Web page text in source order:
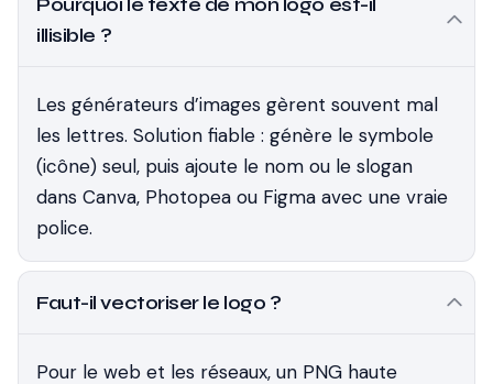
illisible ?
Les générateurs d’images gèrent souvent mal
les lettres. Solution fiable : génère le symbole
(icône) seul, puis ajoute le nom ou le slogan
dans Canva, Photopea ou Figma avec une vraie
police.
Faut-il vectoriser le logo ?
Pour le web et les réseaux, un PNG haute